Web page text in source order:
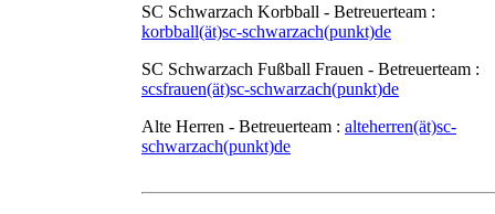
SC Schwarzach Korbball - Betreuerteam :
korbball(ät)sc-schwarzach(punkt)de
SC Schwarzach Fußball Frauen - Betreuerteam :
scsfrauen(ät)sc-schwarzach(punkt)de
Alte Herren - Betreuerteam : alteherren(ät)sc-
schwarzach(punkt)de